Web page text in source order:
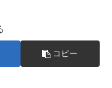
コピー